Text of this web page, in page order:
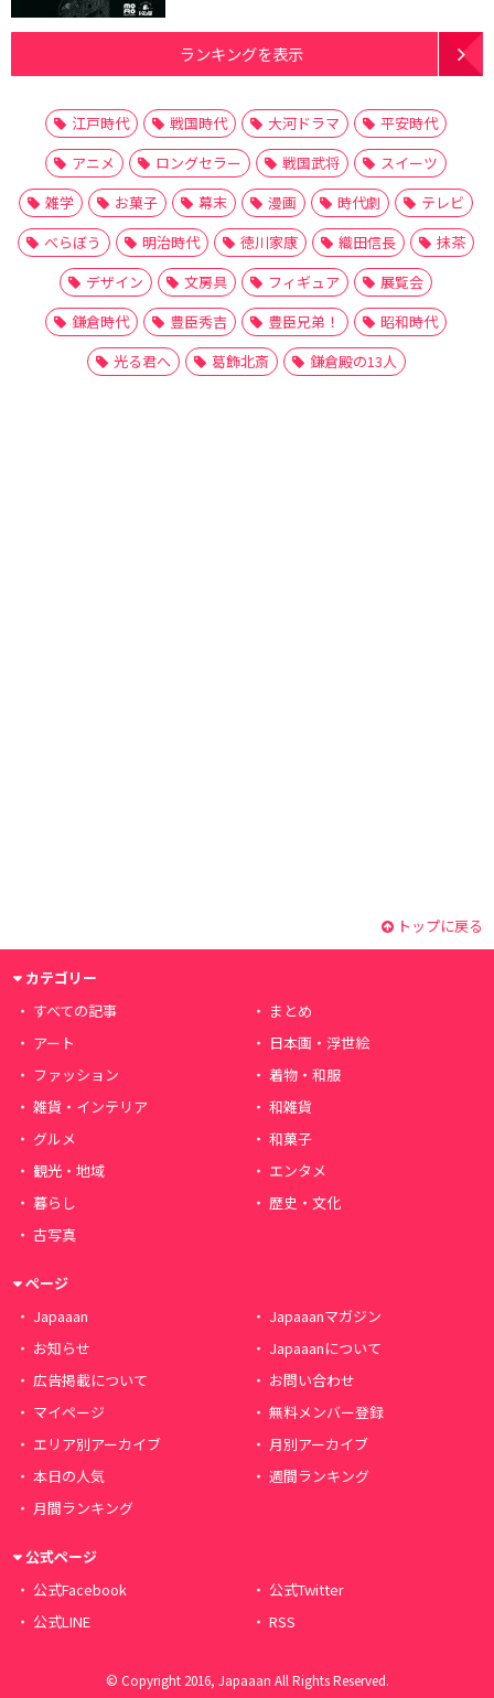
ランキングを表示
江戸時代 戦国時代 大河ドラマ
平安時代
アニメ
ロングセラー 戦国武将
スイーツ
雑学
お菓子 幕末 漫画 時代劇
テレビ
べらぼう
明治時代 徳川家康 織田信長
抹茶
デザイン
文房具 フィギュア
展覧会
鎌倉時代
豊臣秀吉 豊臣兄弟！
昭和時代
光る君へ
葛飾北斎 鎌倉殿の13人
トップに戻る
カテゴリー
すべての記事
まとめ
アート
日本画・浮世絵
ファッション
着物・和服
雑貨・インテリア
和雑貨
グルメ
和菓子
観光・地域
エンタメ
暮らし
歴史・文化
古写真
ページ
Japaaan
Japaaanマガジン
お知らせ
Japaaanについて
広告掲載について
お問い合わせ
マイページ
無料メンバー登録
エリア別アーカイブ
月別アーカイブ
本日の人気
週間ランキング
月間ランキング
公式ページ
公式Facebook
公式Twitter
公式LINE
RSS
© Copyright 2016, Japaaan All Rights Reserved.